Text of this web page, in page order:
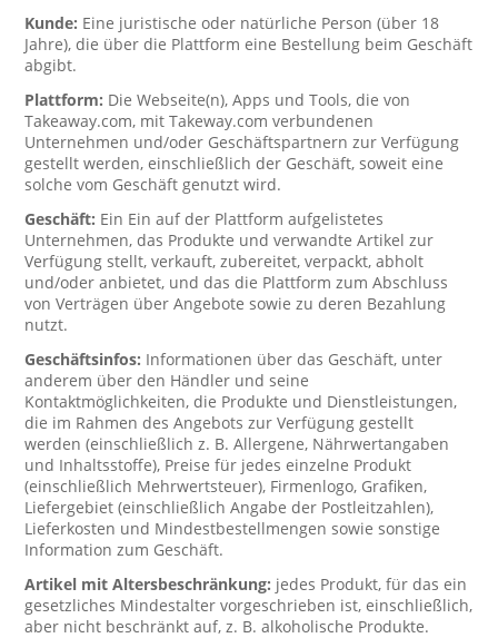
Kunde: Eine juristische oder natürliche Person (über 18
Jahre), die über die Plattform eine Bestellung beim Geschäft
abgibt.
Plattform: Die Webseite(n), Apps und Tools, die von
Takeaway.com, mit Takeway.com verbundenen
Unternehmen und/oder Geschäftspartnern zur Verfügung
gestellt werden, einschließlich der Geschäft, soweit eine
solche vom Geschäft genutzt wird.
Geschäft: Ein Ein auf der Plattform aufgelistetes
Unternehmen, das Produkte und verwandte Artikel zur
Verfügung stellt, verkauft, zubereitet, verpackt, abholt
und/oder anbietet, und das die Plattform zum Abschluss
von Verträgen über Angebote sowie zu deren Bezahlung
nutzt.
Geschäftsinfos: Informationen über das Geschäft, unter
anderem über den Händler und seine
Kontaktmöglichkeiten, die Produkte und Dienstleistungen,
die im Rahmen des Angebots zur Verfügung gestellt
werden (einschließlich z. B. Allergene, Nährwertangaben
und Inhaltsstoffe), Preise für jedes einzelne Produkt
(einschließlich Mehrwertsteuer), Firmenlogo, Grafiken,
Liefergebiet (einschließlich Angabe der Postleitzahlen),
Lieferkosten und Mindestbestellmengen sowie sonstige
Information zum Geschäft.
Artikel mit Altersbeschränkung: jedes Produkt, für das ein
gesetzliches Mindestalter vorgeschrieben ist, einschließlich,
aber nicht beschränkt auf, z. B. alkoholische Produkte.